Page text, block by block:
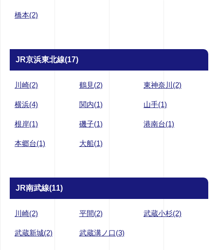
橋本(2)
JR京浜東北線(17)
川崎(2) 鶴見(2) 東神奈川(2)
横浜(4) 関内(1) 山手(1)
根岸(1) 磯子(1) 港南台(1)
本郷台(1) 大船(1)
JR南武線(11)
川崎(2) 平間(2) 武蔵小杉(2)
武蔵新城(2) 武蔵溝ノ口(3)